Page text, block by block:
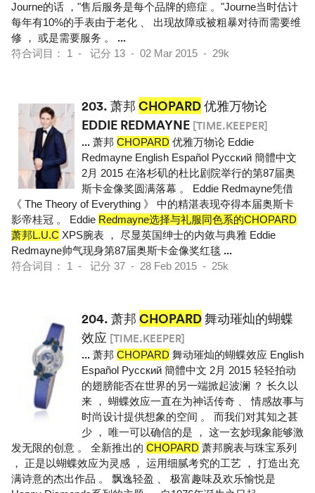
Journe的话 ，"售后服务是每个品牌的癌症 。"Journe当时估计
每年有10%的手表由于老化 、 出现故障或被粗暴对待而需要维
修 ， 或是需要服务 。 ...
符合词目： 1 - 记分 13 - 02 Mar 2015 - 29k
203. 萧邦 CHOPARD优雅万物论
EDDIE REDMAYNE [TIME.KEEPER]
... 萧邦 CHOPARD 优雅万物论 Eddie
Redmayne English Español Pусский 簡體中文
2月 2015 在洛杉矶的杜比剧院举行的第87届奥
斯卡金像奖圆满落幕 。 Eddie Redmayne凭借
《 The Theory of Everything 》 中的精湛表现夺得本届奥斯卡
影帝桂冠 。 Eddie Redmayne选择与礼服同色系的CHOPARD
萧邦L.U.C XPS腕表 ， 尽显英国绅士的内敛与典雅 Eddie
Redmayne帅气现身第87届奥斯卡金像奖红毯 ...
符合词目： 1 - 记分 37 - 28 Feb 2015 - 25k
204. 萧邦 CHOPARD 舞动璀灿的蝴蝶
效应 [TIME.KEEPER]
... 萧邦 CHOPARD 舞动璀灿的蝴蝶效应 English
Español Pусский 簡體中文 2月 2015 轻轻拍动
的翅膀能否在世界的另一端掀起波澜 ？ 长久以
来 ， 蝴蝶效应一直在为神话传奇 、 情感故事与
时尚设计提供想象的空间 。 而我们对其知之甚
少 ， 唯一可以确信的是 ， 这一玄妙现象能够激
发无限的创意 。 全新推出的 CHOPARD 萧邦腕表与珠宝系列
， 正是以蝴蝶效应为灵感 ， 运用细腻考究的工艺 ， 打造出充
满诗意的杰出作品 。 飘逸轻盈 、 极富趣味及欢乐愉悦是